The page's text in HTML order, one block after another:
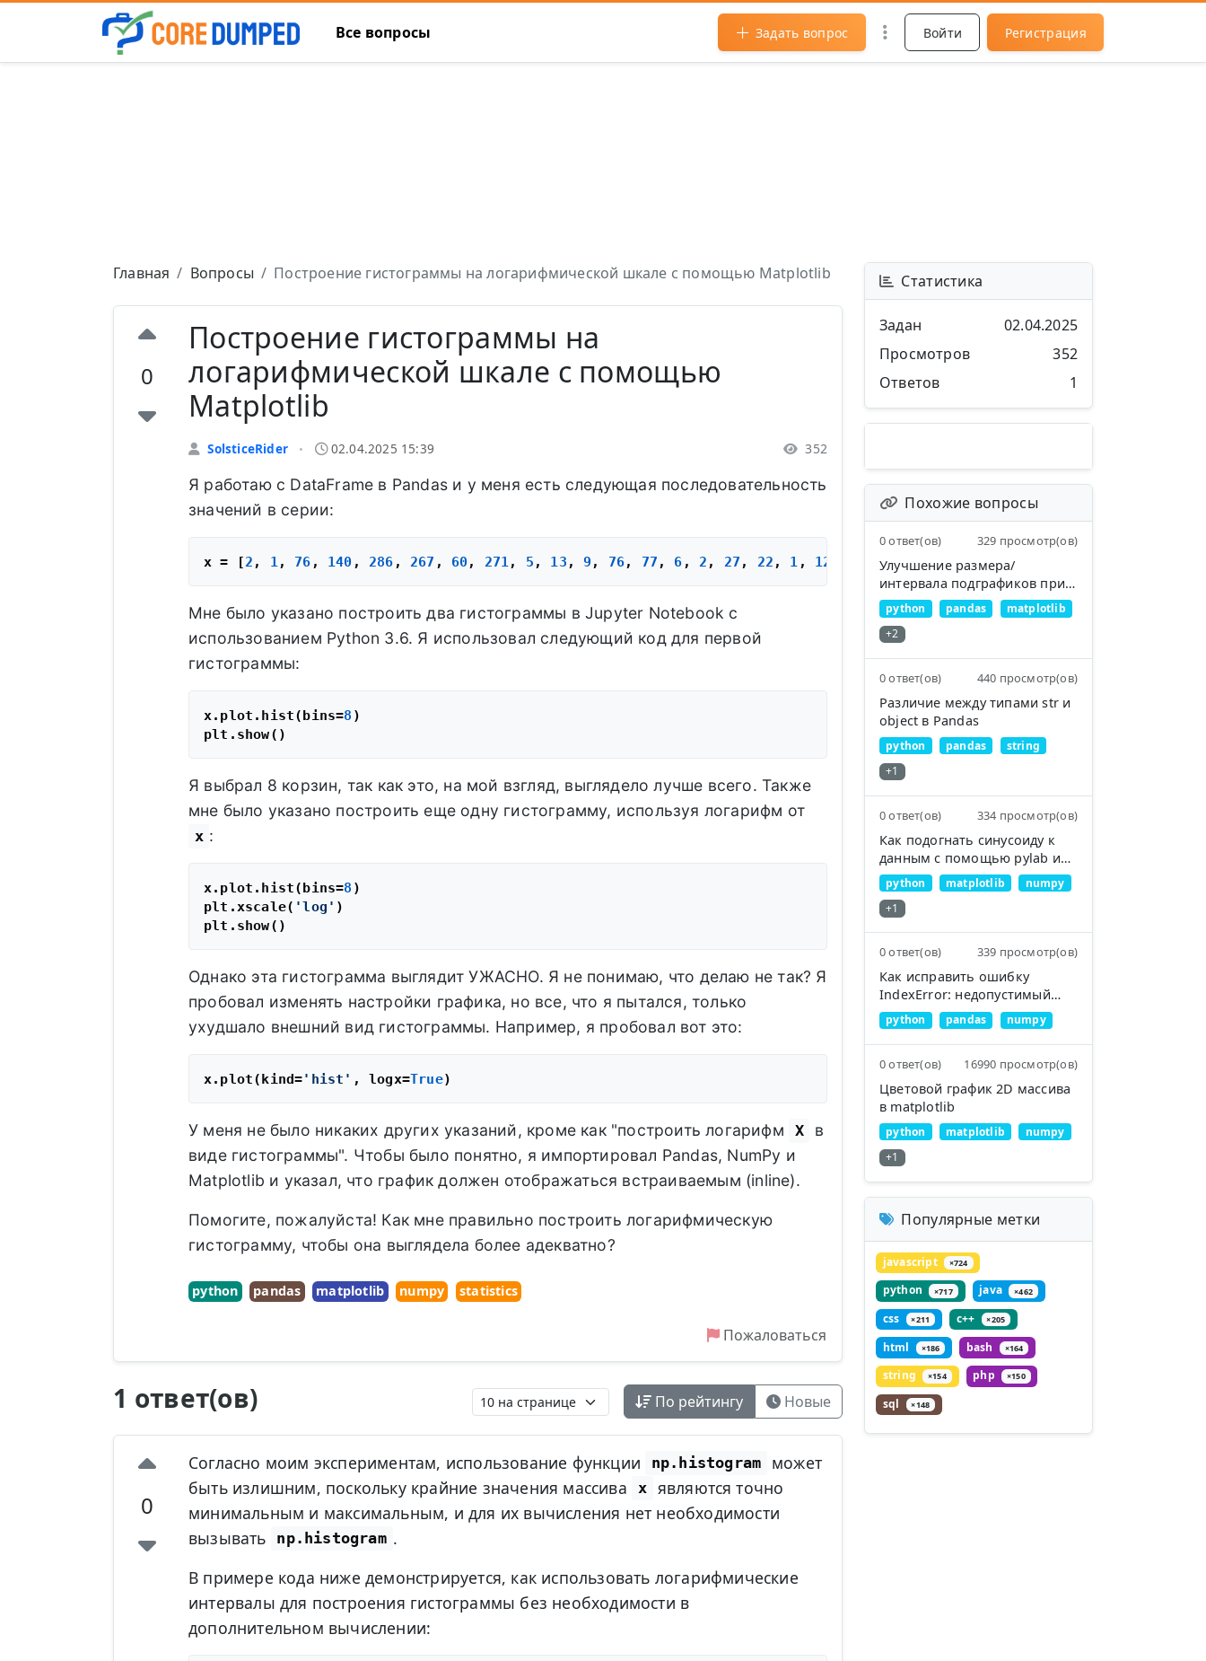
Все вопросы Задать вопрос Войти Регистрация
Главная Вопросы Построение гистограммы на логарифмической шкале с помощью Matplotlib
0
Построение гистограммы на
логарифмической шкале с помощью
Matplotlib
SolsticeRider • 02.04.2025 15:39 352
Я работаю с DataFrame в Pandas и у меня есть следующая последовательность
значений в серии:
x = [2 , 1 , 76 , 140 , 286 , 267 , 60, 271 , 5 , 13 , 9 , 76, 77 , 6 , 2 , 27 , 22 , 1 , 12 19, 81, 11 , 173, 13
Мне было указано построить два гистограммы в Jupyter Notebook с
использованием Python 3.6. Я использовал следующий код для первой
гистограммы:
x.plot.hist(bins=8 )
Я выбрал 8 корзин, так как это, на мой взгляд, выглядело лучше всего. Также
мне было указано построить еще одну гистограмму, используя логарифм от
x :
x.plot.hist(bins=8 )
plt.xscale( 'log' )
Однако эта гистограмма выглядит УЖАСНО. Я не понимаю, что делаю не так? Я
пробовал изменять настройки графика, но все, что я пытался, только
ухудшало внешний вид гистограммы. Например, я пробовал вот это:
x.plot(kind='hist' , logx=True
У меня не было никаких других указаний, кроме как "построить логарифм X
в
виде гистограммы". Чтобы было понятно, я импортировал Pandas, NumPy и
Matplotlib и указал, что график должен отображаться встраиваемым (inline).
Помогите, пожалуйста! Как мне правильно построить логарифмическую
гистограмму, чтобы она выглядела более адекватно?
python pandas matplotlib numpy statistics
Пожаловаться
1 ответ(ов) По рейтингу Новые
0
Согласно моим экспериментам, использование функции np.histogram
может
быть излишним, поскольку крайние значения массива
x
являются точно
минимальным и максимальным, и для их вычисления нет необходимости
вызывать
np.histogram .
В примере кода ниже демонстрируется, как использовать логарифмические
интервалы для построения гистограммы без необходимости в
дополнительном вычислении:
Статистика
Задан
02.04.2025
Просмотров
352
Ответов
1
Похожие вопросы
0 ответ(ов) 329 просмотр(ов)
Улучшение размера/
интервала подграфиков при
использовании большого
количества подграфиков
python pandas
matplotlib
+2
0 ответ(ов) 440 просмотр(ов)
Различие между типами str и
object в Pandas
python pandas
string
+1
0 ответ(ов) 334 просмотр(ов)
Как подогнать синусоиду к
данным с помощью pylab и
numpy?
python matplotlib
numpy
+1
0 ответ(ов) 339 просмотр(ов)
Как исправить ошибку
IndexError: недопустимый
индекс для скалярной
переменной
python pandas numpy
0 ответ(ов) 16990 просмотр(ов)
Цветовой график 2D массива
в matplotlib
python matplotlib
numpy
+1
Популярные метки
javascript ×724
python ×717 java ×462
css ×211 c++ ×205
html ×186 bash ×164
string ×154 php ×150
sql ×148